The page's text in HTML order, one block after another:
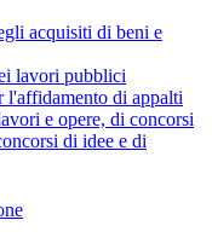
acquisiti di beni e
lavori pubblici
l'affidamento di appalti
e opere, di concorsi
di idee e di